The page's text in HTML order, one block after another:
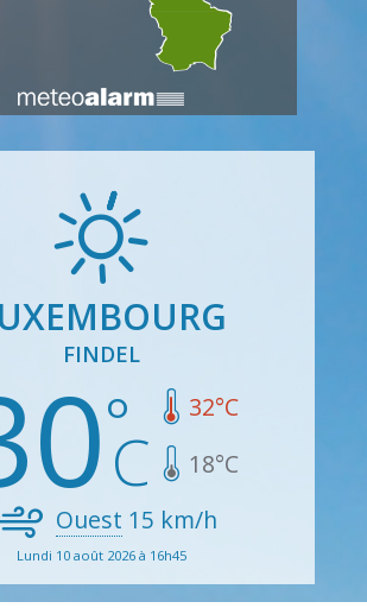
FINDEL
32°C
18°C
Ouest 15 km/h
Lundi 10 août 2026 à 16h45